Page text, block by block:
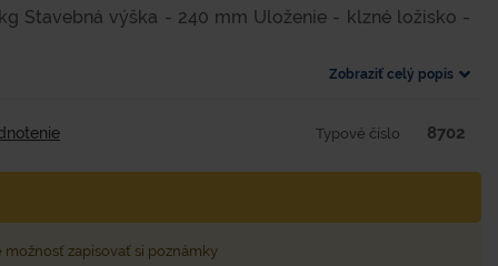
Stavebná výška - 240 mm Uloženie - klzné ložisko -
Zobraziť celý popis
Typové číslo 8702
možnosť zapisovať si poznámky